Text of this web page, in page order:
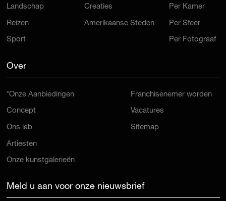
Landschap
Reizen
Sport
Creaties
Amerikaanse Steden
Per Kamer
Per Sfeer
Per Fotograaf
Over
*Onze Aanbiedingen
Concept
Ons lab
Artiesten
Onze kunstgalerieën
Franchisenemer worden
Vacatures
Sitemap
Meld u aan voor onze nieuwsbrief